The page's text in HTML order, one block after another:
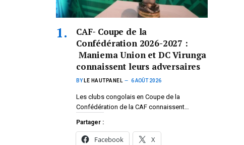
CAF- Coupe de la
Confédération 2026-2027 :
Maniema Union et DC Virunga
connaissent leurs adversaires
BY LE HAUTPANEL 6 AOÛT 2026
Les clubs congolais en Coupe de la
Confédération de la CAF connaissent…
Partager :
Facebook X